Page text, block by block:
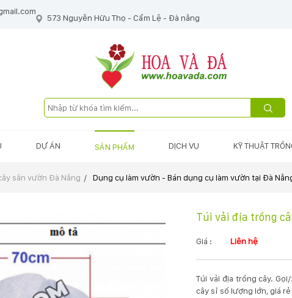
573 Nguyễn Hữu Thọ - Cẩm Lệ - Đà nẵng
DỰ ÁN SẢN PHẨM DỊCH VỤ KỸ THUẬT
sân vườn Đà Nẵng Dụng cụ làm vườn - Bán dụng cụ làm vườn tại Đà
Túi vải địa trồng
Giá : Liên hệ
Túi vải địa trồng cây.
cây sỉ số lượng lớn, giá